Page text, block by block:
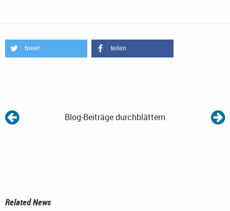
tweet teilen
Blog-Beiträge durchblättern
Related News